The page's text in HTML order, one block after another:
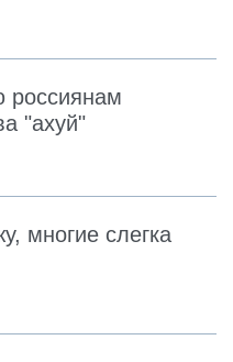
"ахуй"
многие слегка